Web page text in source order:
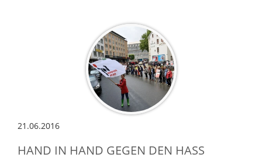
21.06.2016
HAND IN HAND GEGEN DEN HASS